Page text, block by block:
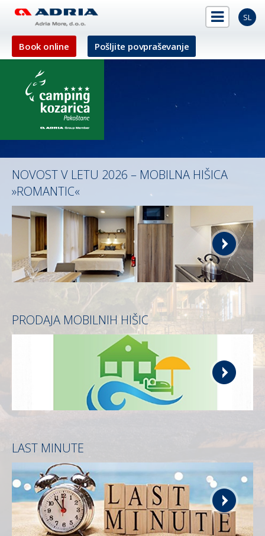
SL
Book online Pošljite povpraševanje
NOVOST V LETU 2026 – MOBILNA HIŠICA
»ROMANTIC«
PRODAJA MOBILNIH HIŠIC
LAST MINUTE